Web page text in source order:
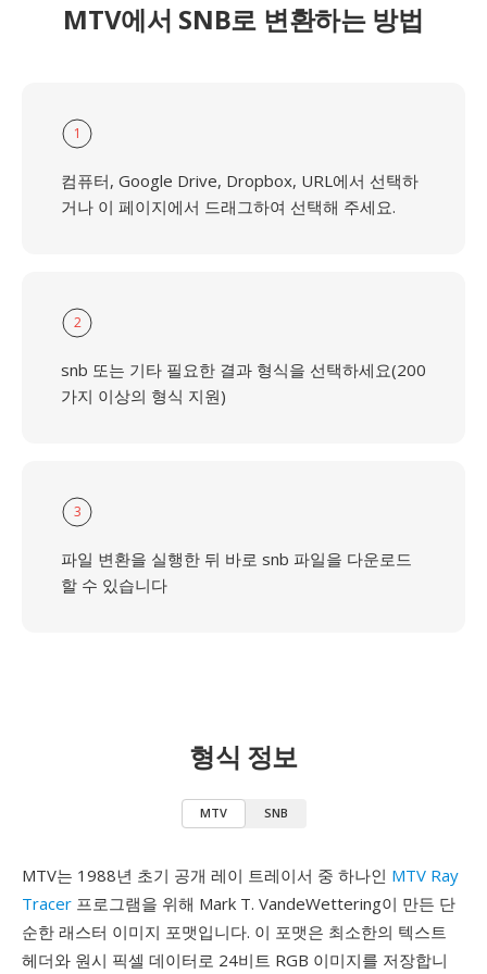
MTV에서 SNB로 변환하는 방법
1
컴퓨터, Google Drive, Dropbox, URL에서 선택하
거나 이 페이지에서 드래그하여 선택해 주세요.
2
snb 또는 기타 필요한 결과 형식을 선택하세요(200
가지 이상의 형식 지원)
3
파일 변환을 실행한 뒤 바로 snb 파일을 다운로드
할 수 있습니다
형식 정보
MTV SNB
MTV는 1988년 초기 공개 레이 트레이서 중 하나인 MTV Ray
Tracer 프로그램을 위해 Mark T. VandeWettering이 만든 단
순한 래스터 이미지 포맷입니다. 이 포맷은 최소한의 텍스트
헤더와 원시 픽셀 데이터로 24비트 RGB 이미지를 저장합니